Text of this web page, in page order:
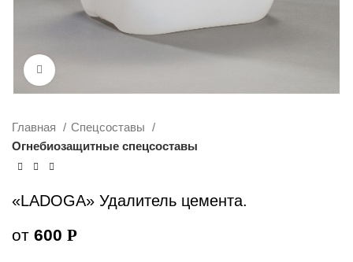
Главная
Спецсоставы
Огнебиозащитные спецсоставы
«LADOGA» Удалитель цемента.
от 600 Р